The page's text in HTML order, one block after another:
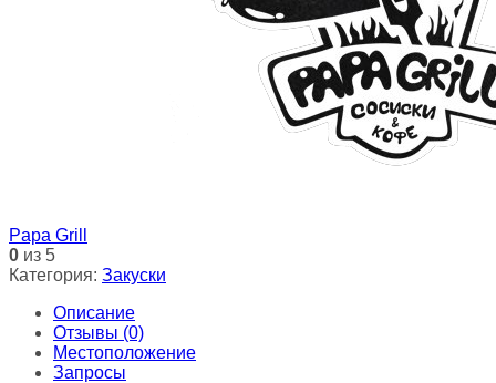
Papa Grill
0 из 5
Категория: Закуски
Описание
Отзывы (0)
Местоположение
Запросы